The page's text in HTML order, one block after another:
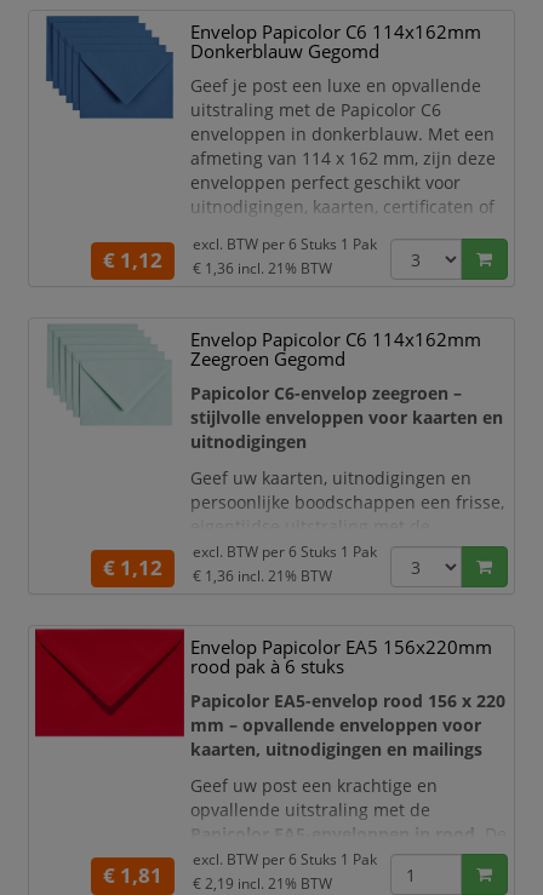
uitnodigingen en promotionele
mailings.
De enveloppen hebben het praktische
C6-formaat van 114 x 162 mm
Hierdoor
Envelop Papicolor C6 114x162mm
Donkerblauw Gegomd
Geef je post een luxe en opvallende
uitstraling met de Papicolor C6
enveloppen in donkerblauw. Met een
afmeting van 114 x 162 mm, zijn deze
enveloppen perfect geschikt voor
uitnodigingen, kaarten, certificaten of
Het hoge kwaliteit papier is stevig,
donkerblauwe kleur is ideaal voor
speciale gelegenheden en
marketingdoeleinden. Het praktische C
€ 1,12
excl. BTW per6 Stuks 1 Pak
€ 1,36 incl. 21% BTW
Envelop Papicolor C6 114x162mm
Zeegroen Gegomd
Papicolor C6-envelop zeegroen –
stijlvolle enveloppen voor kaarten en
uitnodigingen
Geef uw kaarten, uitnodigingen en
persoonlijke boodschappen een frisse,
Papicolor C6-enveloppen in zeegroen.
De zachte blauwgroene kleur heeft een
zakelijke correspondentie.
De enveloppen hebben het praktische
C6-formaat van 114 x 162 mm. Dit for
€ 1,12
excl. BTW per6 Stuks 1 Pak
€ 1,36 incl. 21% BTW
Envelop Papicolor EA5 156x220mm
rood pak à 6 stuks
Papicolor EA5-envelop rood 156 x 220
mm – opvallende enveloppen voor
kaarten, uitnodigingen en mailings
Geef uw post een krachtige en
opvallende uitstraling met de
Papicolor EA5-enveloppen in rood
. De
heldere kleur trekt direct de aandacht
en maakt deze enveloppen bijzonder
€ 1,81
excl. BTW per6 Stuks 1 Pak
€ 2,19 incl. 21% BTW